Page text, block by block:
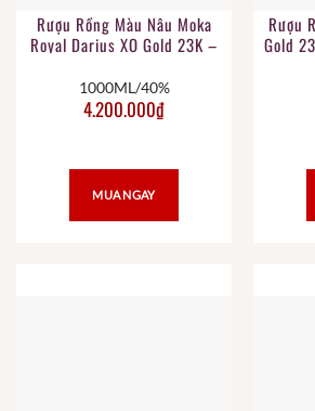
Rượu Rồng Màu Nâu Moka
Royal Darius XO Gold 23K –
1000ML/40%
4.200.000₫
MUA NGAY
Rượu
Gold